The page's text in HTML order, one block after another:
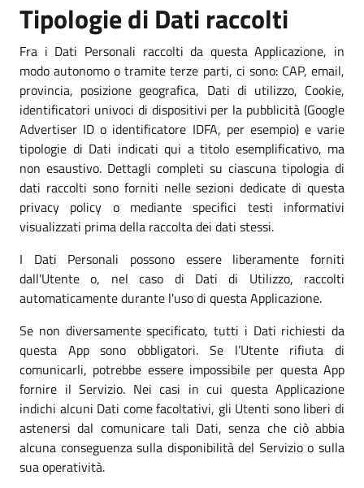
Tipologie di Dati raccolti
Fra i Dati Personali raccolti da questa Applicazione, in
modo autonomo o tramite terze parti, ci sono: CAP, email,
provincia, posizione geografica, Dati di utilizzo, Cookie,
identificatori univoci di dispositivi per la pubblicità (Google
Advertiser ID o identificatore IDFA, per esempio) e varie
tipologie di Dati indicati qui a titolo esemplificativo, ma
non esaustivo. Dettagli completi su ciascuna tipologia di
dati raccolti sono forniti nelle sezioni dedicate di questa
privacy policy o mediante specifici testi informativi
visualizzati prima della raccolta dei dati stessi.
I Dati Personali possono essere liberamente forniti
dall'Utente o, nel caso di Dati di Utilizzo, raccolti
automaticamente durante l'uso di questa Applicazione.
Se non diversamente specificato, tutti i Dati richiesti da
questa App sono obbligatori. Se l’Utente rifiuta di
comunicarli, potrebbe essere impossibile per questa App
fornire il Servizio. Nei casi in cui questa Applicazione
indichi alcuni Dati come facoltativi, gli Utenti sono liberi di
astenersi dal comunicare tali Dati, senza che ciò abbia
alcuna conseguenza sulla disponibilità del Servizio o sulla
sua operatività.